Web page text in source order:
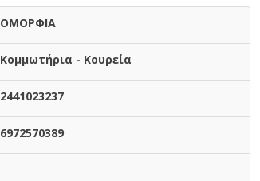
ΟΜΟΡΦΙΑ
Κομμωτήρια - Κουρεία
2441023237
6972570389